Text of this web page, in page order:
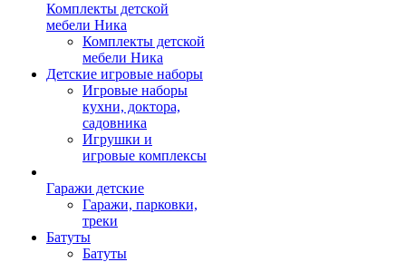
Комплекты детской
мебели Ника
Комплекты детской
мебели Ника
Детские игровые наборы
Игровые наборы
кухни, доктора,
садовника
Игрушки и
игровые комплексы
Гаражи детские
Гаражи, парковки,
треки
Батуты
Батуты